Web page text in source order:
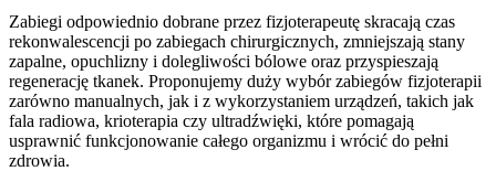
Zabiegi odpowiednio dobrane przez fizjoterapeutę skracają czas
rekonwalescencji po zabiegach chirurgicznych, zmniejszają stany
zapalne, opuchlizny i dolegliwości bólowe oraz przyspieszają
regenerację tkanek. Proponujemy duży wybór zabiegów fizjoterapii
zarówno manualnych, jak i z wykorzystaniem urządzeń, takich jak
fala radiowa, krioterapia czy ultradźwięki, które pomagają
usprawnić funkcjonowanie całego organizmu i wrócić do pełni
zdrowia.